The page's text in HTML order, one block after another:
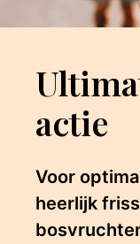
actie
Voor
heerlijk